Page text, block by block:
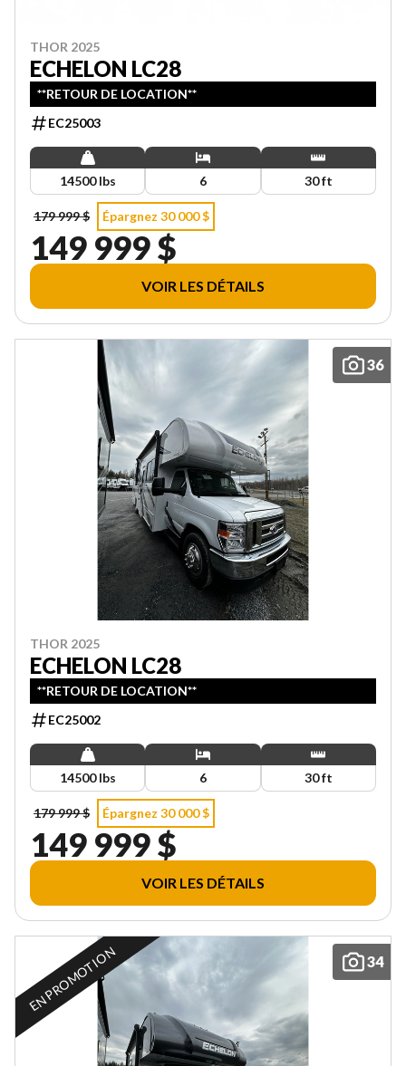
THOR 2025
ECHELON LC28
**RETOUR DE LOCATION**
EC25003
14500 lbs 6 30 ft
179 999 $ Épargnez 30 000 $
149 999 $
VOIR LES DÉTAILS
36
THOR 2025
ECHELON LC28
**RETOUR DE LOCATION**
EC25002
14500 lbs 6 30 ft
179 999 $ Épargnez 30 000 $
149 999 $
VOIR LES DÉTAILS
34
EN PROMOTION